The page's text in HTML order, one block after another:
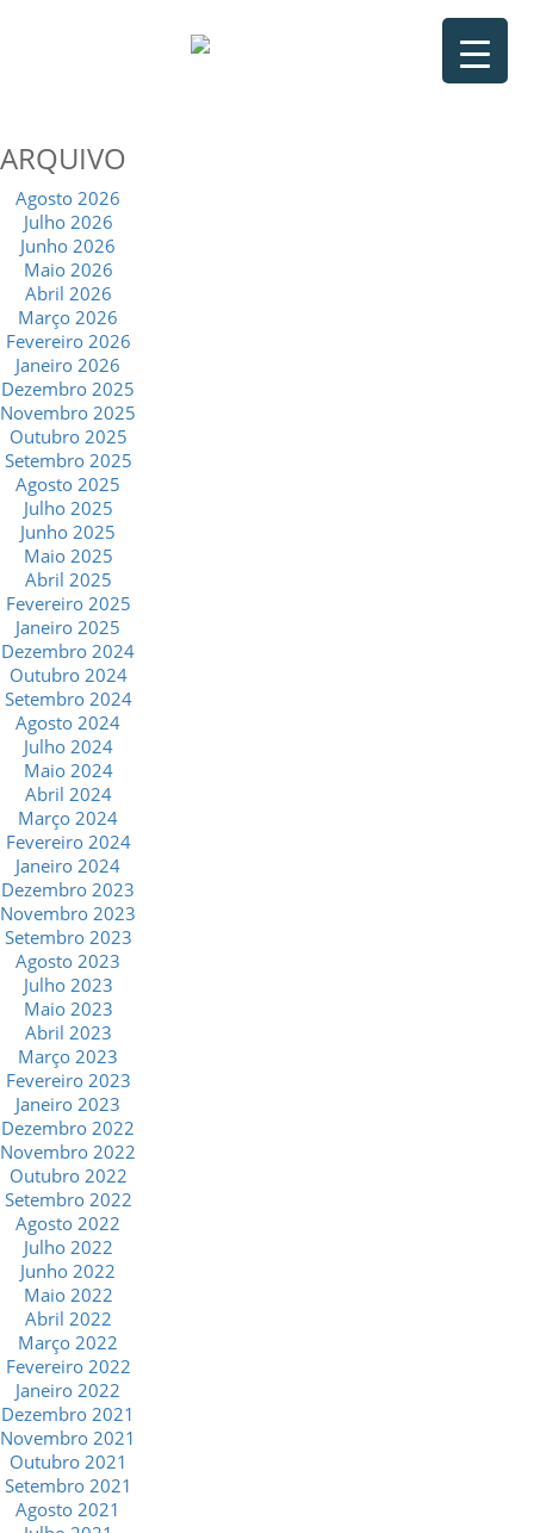
ARQUIVO
Agosto 2026
Julho 2026
Junho 2026
Maio 2026
Abril 2026
Março 2026
Fevereiro 2026
Janeiro 2026
Dezembro 2025
Novembro 2025
Outubro 2025
Setembro 2025
Agosto 2025
Julho 2025
Junho 2025
Maio 2025
Abril 2025
Fevereiro 2025
Janeiro 2025
Dezembro 2024
Outubro 2024
Setembro 2024
Agosto 2024
Julho 2024
Maio 2024
Abril 2024
Março 2024
Fevereiro 2024
Janeiro 2024
Dezembro 2023
Novembro 2023
Setembro 2023
Agosto 2023
Julho 2023
Maio 2023
Abril 2023
Março 2023
Fevereiro 2023
Janeiro 2023
Dezembro 2022
Novembro 2022
Outubro 2022
Setembro 2022
Agosto 2022
Julho 2022
Junho 2022
Maio 2022
Abril 2022
Março 2022
Fevereiro 2022
Janeiro 2022
Dezembro 2021
Novembro 2021
Outubro 2021
Setembro 2021
Agosto 2021